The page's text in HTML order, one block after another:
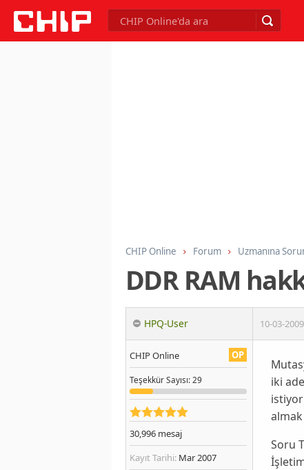
CHIP Online Forum Uzmanına
DDR RAM
HPQ-User 10-03-2009
OP
CHIP Online
TeşekkürSayısı: 29
30,996 mesaj
Kayıt Tarihi: Mar 2007
iki
Soru